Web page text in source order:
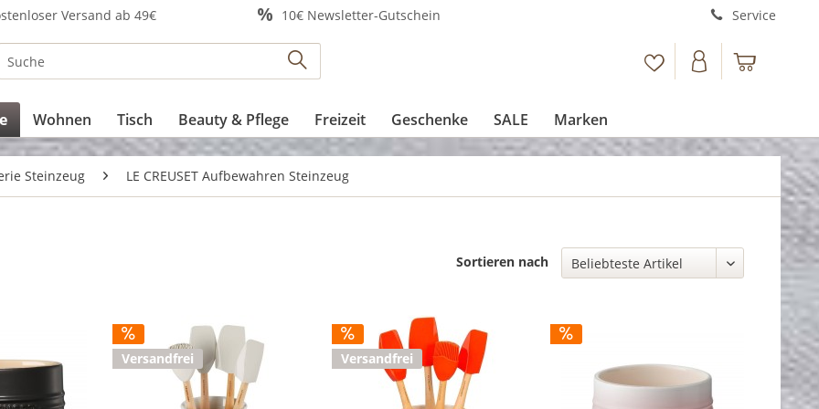
Versand ab 49€ 10€ Newsletter-Gutschein Service
Wohnen Tisch Beauty & Pflege Freizeit Geschenke SALE Marken
Steinzeug LE CREUSET Aufbewahren Steinzeug
Sortieren nach
Versandfrei Versandfrei